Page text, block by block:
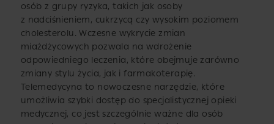
osób z grupy ryzyka, takich jak osoby
z nadciśnieniem, cukrzycą czy wysokim poziomem
cholesterolu. Wczesne wykrycie zmian
miażdżycowych pozwala na wdrożenie
odpowiedniego leczenia, które obejmuje zarówno
zmiany stylu życia, jak i farmakoterapię.
Telemedycyna to nowoczesne narzędzie, które
umożliwia szybki dostęp do specjalistycznej opieki
medycznej, co jest szczególnie ważne dla osób